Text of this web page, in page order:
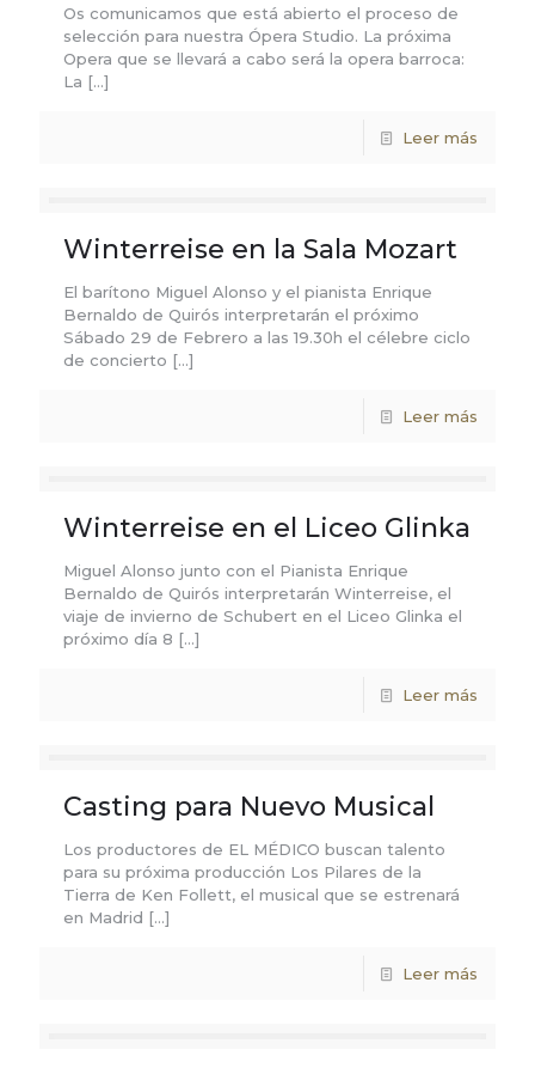
Os comunicamos que está abierto el proceso de
selección para nuestra Ópera Studio. La próxima
Opera que se llevará a cabo será la opera barroca:
La […]
Leer más
Winterreise en la Sala Mozart
El barítono Miguel Alonso y el pianista Enrique
Bernaldo de Quirós interpretarán el próximo
Sábado 29 de Febrero a las 19.30h el célebre ciclo
de concierto […]
Leer más
Winterreise en el Liceo Glinka
Miguel Alonso junto con el Pianista Enrique
Bernaldo de Quirós interpretarán Winterreise, el
viaje de invierno de Schubert en el Liceo Glinka el
próximo día 8 […]
Leer más
Casting para Nuevo Musical
Los productores de EL MÉDICO buscan talento
para su próxima producción Los Pilares de la
Tierra de Ken Follett, el musical que se estrenará
en Madrid […]
Leer más